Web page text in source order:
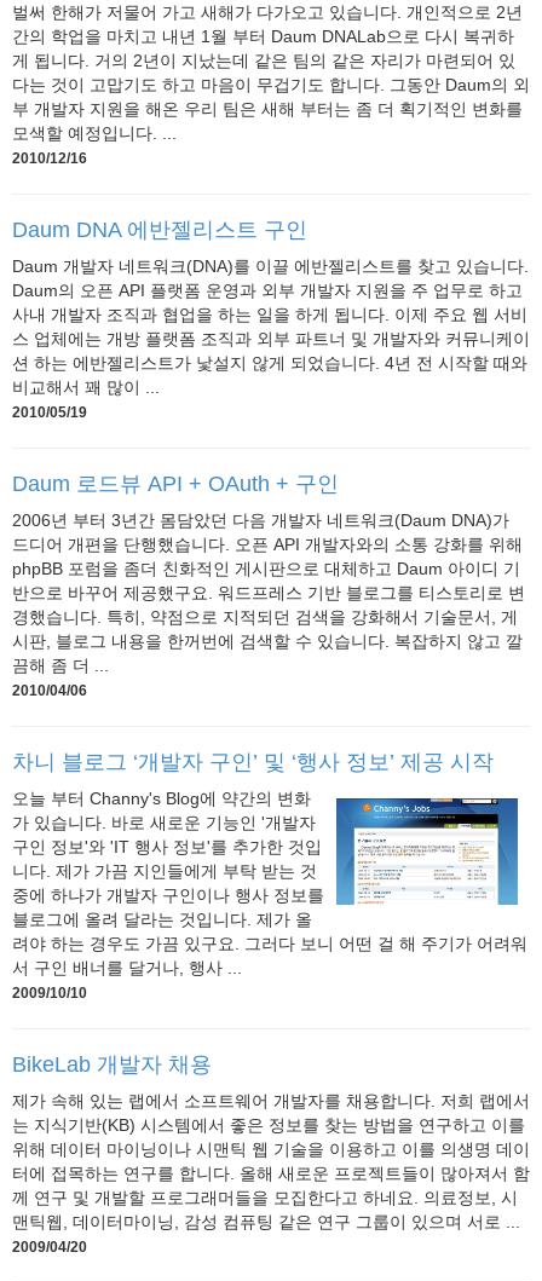
벌써 한해가 저물어 가고 새해가 다가오고 있습니다. 개인적으로 2년
간의 학업을 마치고 내년 1월 부터 Daum DNALab으로 다시 복귀하
게 됩니다. 거의 2년이 지났는데 같은 팀의 같은 자리가 마련되어 있
다는 것이 고맙기도 하고 마음이 무겁기도 합니다. 그동안 Daum의 외
부 개발자 지원을 해온 우리 팀은 새해 부터는 좀 더 획기적인 변화를
모색할 예정입니다. ...
2010/12/16
Daum DNA 에반젤리스트 구인
Daum 개발자 네트워크(DNA)를 이끌 에반젤리스트를 찾고 있습니다.
Daum의 오픈 API 플랫폼 운영과 외부 개발자 지원을 주 업무로 하고
사내 개발자 조직과 협업을 하는 일을 하게 됩니다. 이제 주요 웹 서비
스 업체에는 개방 플랫폼 조직과 외부 파트너 및 개발자와 커뮤니케이
션 하는 에반젤리스트가 낯설지 않게 되었습니다. 4년 전 시작할 때와
비교해서 꽤 많이 ...
2010/05/19
Daum 로드뷰 API + OAuth + 구인
2006년 부터 3년간 몸담았던 다음 개발자 네트워크(Daum DNA)가
드디어 개편을 단행했습니다. 오픈 API 개발자와의 소통 강화를 위해
phpBB 포럼을 좀더 친화적인 게시판으로 대체하고 Daum 아이디 기
반으로 바꾸어 제공했구요. 워드프레스 기반 블로그를 티스토리로 변
경했습니다. 특히, 약점으로 지적되던 검색을 강화해서 기술문서, 게
시판, 블로그 내용을 한꺼번에 검색할 수 있습니다. 복잡하지 않고 깔
끔해 좀 더 ...
2010/04/06
차니 블로그 ‘개발자 구인’ 및 ‘행사 정보’ 제공 시작
오늘 부터 Channy's Blog에 약간의 변화
가 있습니다. 바로 새로운 기능인 '개발자
구인 정보'와 'IT 행사 정보'를 추가한 것입
니다. 제가 가끔 지인들에게 부탁 받는 것
중에 하나가 개발자 구인이나 행사 정보를
블로그에 올려 달라는 것입니다. 제가 올
려야 하는 경우도 가끔 있구요. 그러다 보니 어떤 걸 해 주기가 어려워
서 구인 배너를 달거나, 행사 ...
2009/10/10
BikeLab 개발자 채용
제가 속해 있는 랩에서 소프트웨어 개발자를 채용합니다. 저희 랩에서
는 지식기반(KB) 시스템에서 좋은 정보를 찾는 방법을 연구하고 이를
위해 데이터 마이닝이나 시맨틱 웹 기술을 이용하고 이를 의생명 데이
터에 접목하는 연구를 합니다. 올해 새로운 프로젝트들이 많아져서 함
께 연구 및 개발할 프로그래머들을 모집한다고 하네요. 의료정보, 시
맨틱웹, 데이터마이닝, 감성 컴퓨팅 같은 연구 그룹이 있으며 서로 ...
2009/04/20